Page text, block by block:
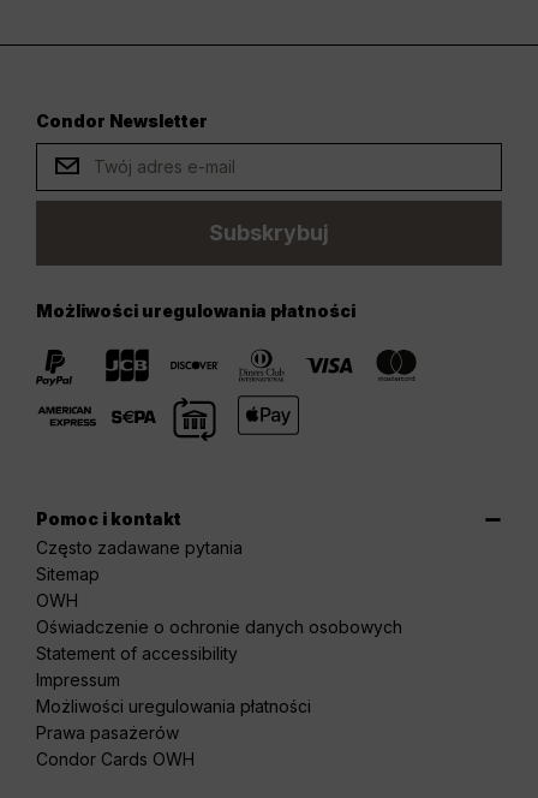
Condor Newsletter
Subskrybuj
Możliwości uregulowania płatności
Pomoc i kontakt
Często zadawane pytania
Sitemap
OWH
Oświadczenie o ochronie danych osobowych
Statement of accessibility
Impressum
Możliwości uregulowania płatności
Prawa pasażerów
Condor Cards OWH